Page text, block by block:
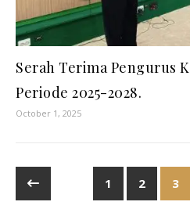
Serah Terima Pengurus
Periode 2025-2028.
October 1, 2025
1 2 3